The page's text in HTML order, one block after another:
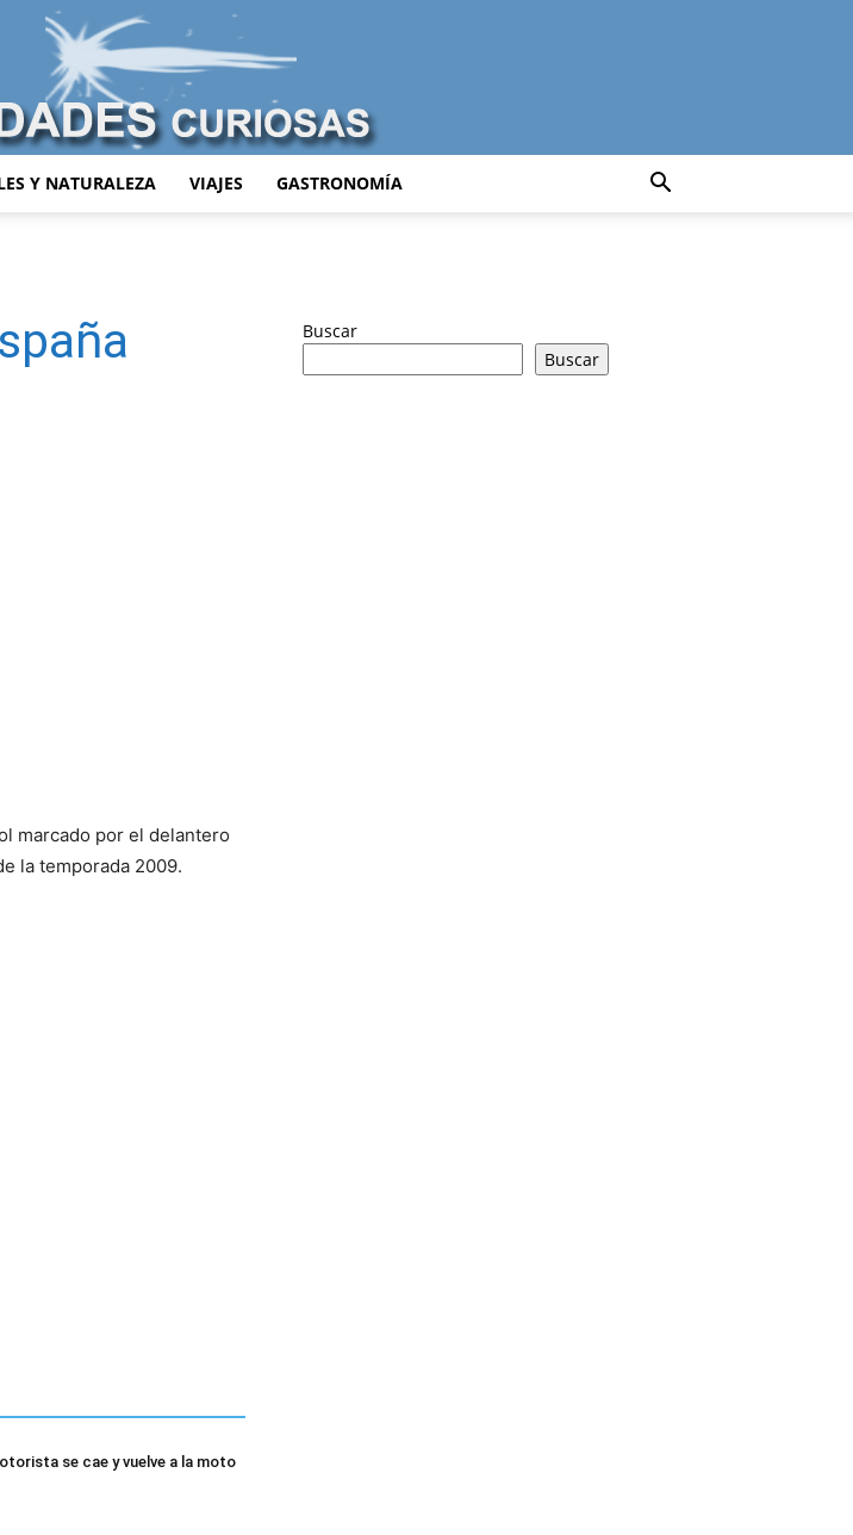
Y NATURALEZA VIAJES GASTRONOMÍA
marcado por el delantero
la temporada 2009.
se cae y vuelve a la moto
Buscar
Buscar